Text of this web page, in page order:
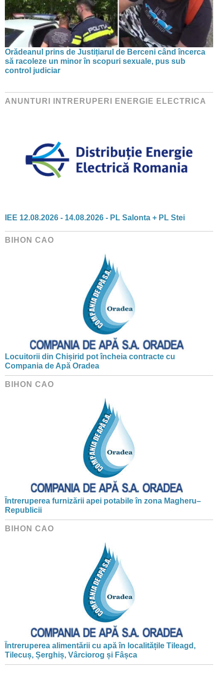
Orădeanul prins de Justițiarul de Berceni când încerca
să racoleze un minor în scopuri sexuale, pus sub
control judiciar
ANUNTURI INTRERUPERI ENERGIE ELECTRICA
IEE 12.08.2026 - 14.08.2026 - PL Salonta + PL Stei
BIHON CAO
Locuitorii din Chișirid pot încheia contracte cu
Compania de Apă Oradea
BIHON CAO
Întreruperea furnizării apei potabile în zona Magheru–
Republicii
BIHON CAO
Întreruperea alimentării cu apă în localitățile Tileagd,
Tilecuș, Șerghiș, Vârciorog și Fâșca